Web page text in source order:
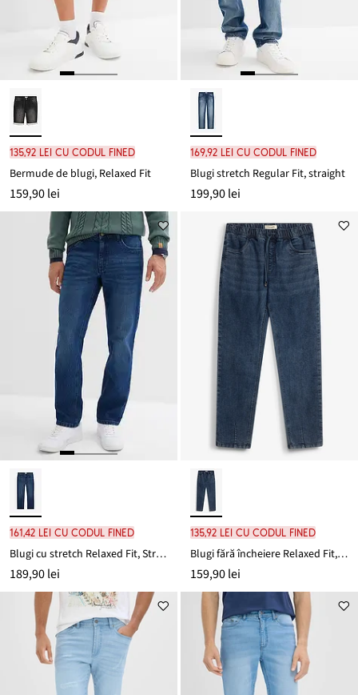
135,92 lei cu codul FINED
Bermude de blugi, Relaxed Fit
159,90 lei
169,92 lei cu codul FINED
Blugi stretch Regular Fit, straight
199,90 lei
161,42 lei cu codul FINED
Blugi cu stretch Relaxed Fit, Straight
189,90 lei
135,92 lei cu codul FINED
Blugi fără încheiere Relaxed Fit, Straight
159,90 lei